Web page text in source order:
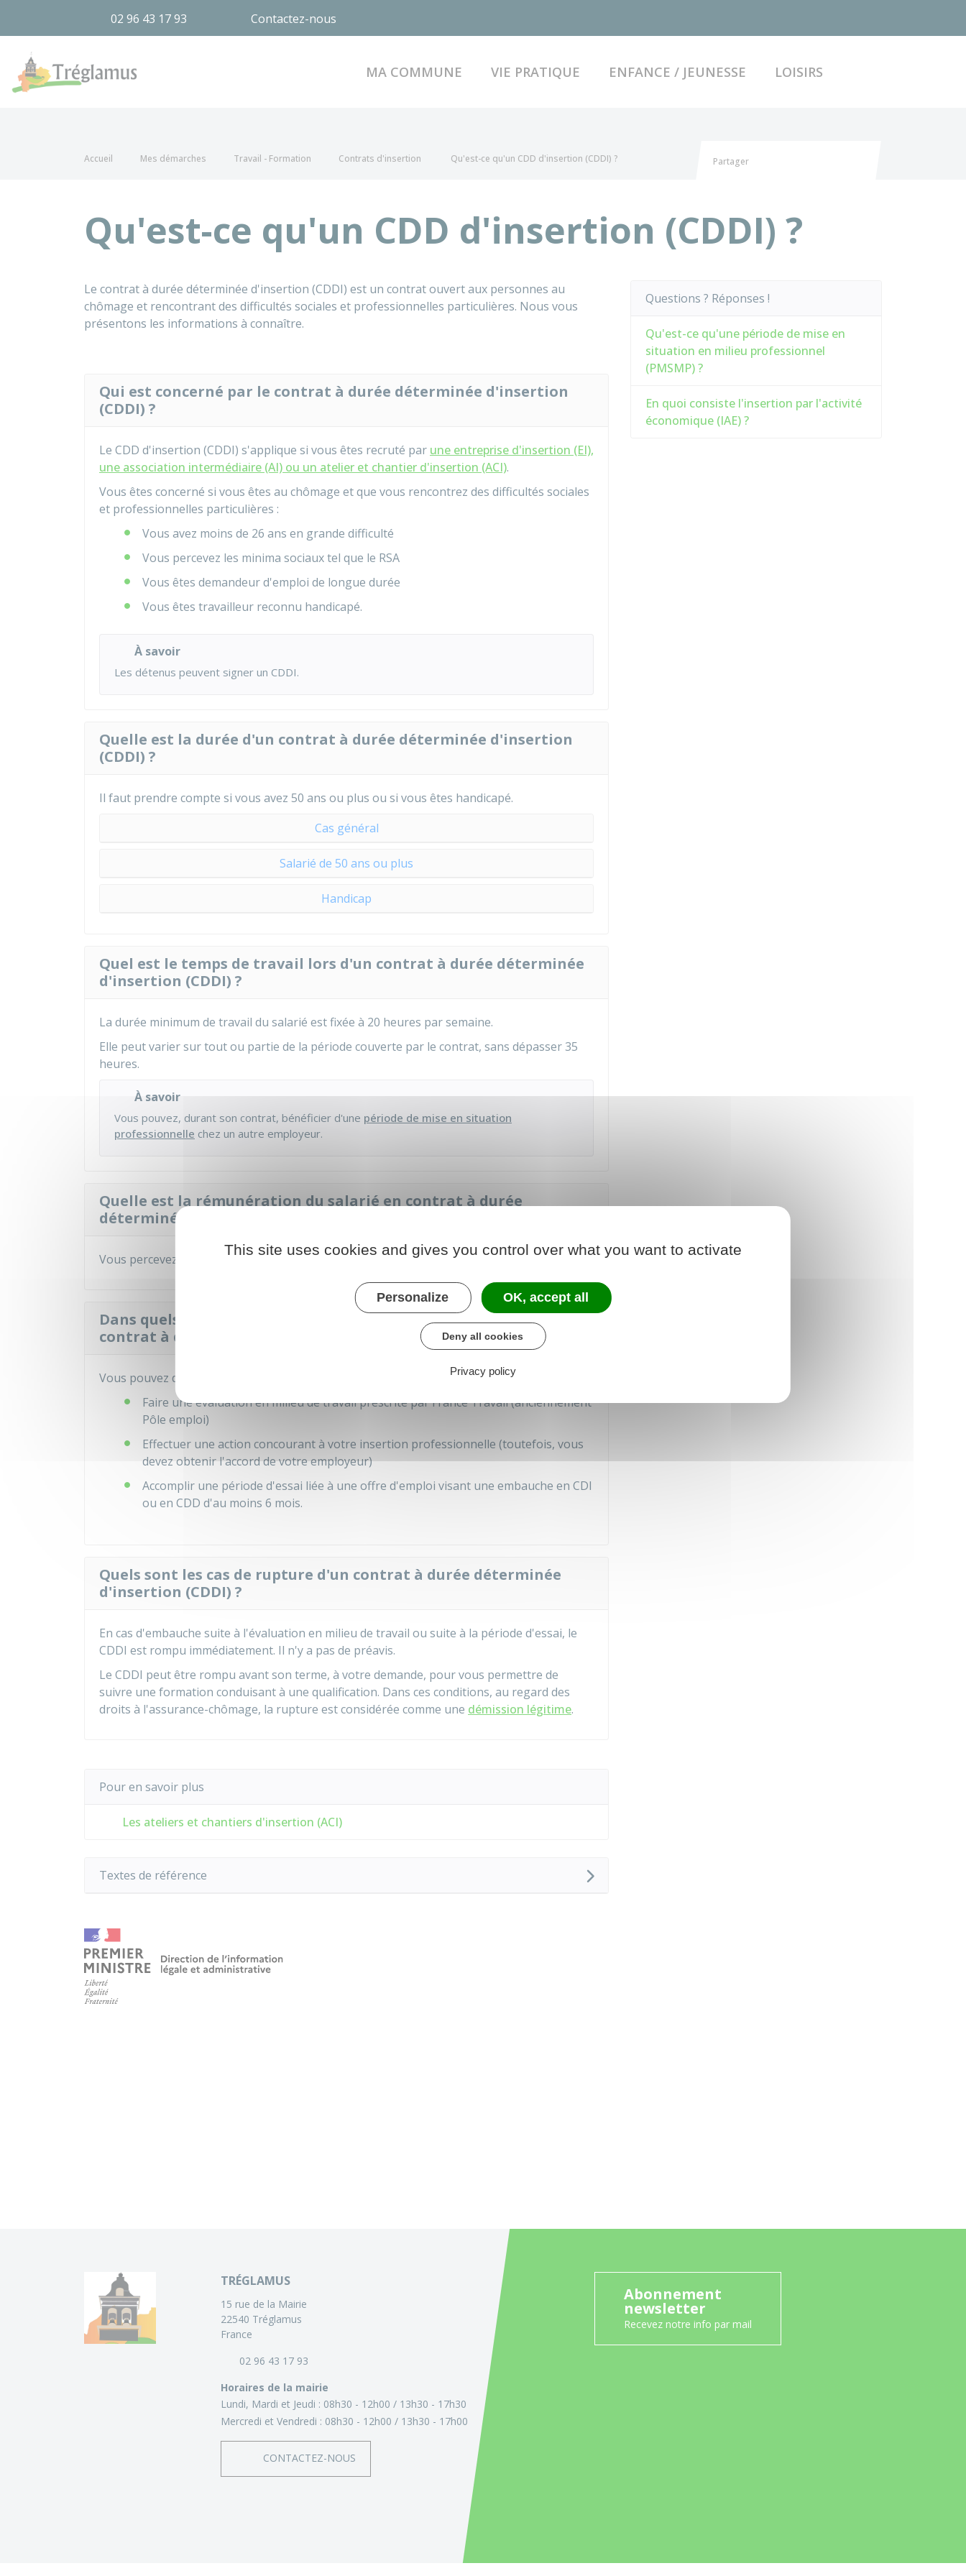
02 96 43 17 93 Contactez-nous
MA COMMUNE VIE PRATIQUE ENFANCE / JEUNESSE LOISIRS
Accueil Mes démarches Travail - Formation Contrats d'insertion Qu'est-ce qu'un CDD d'insertion (CDDI) ? Partager
Qu'est-ce qu'un CDD d'insertion (CDDI) ?
Le contrat à durée déterminée d'insertion (CDDI) est un contrat ouvert aux personnes au
chômage et rencontrant des difficultés sociales et professionnelles particulières. Nous vous
présentons les informations à connaître.
Qui est concerné par le contrat à durée déterminée d'insertion
(CDDI) ?
Le CDD d'insertion (CDDI) s'applique si vous êtes recruté par une entreprise d'insertion (EI),
une association intermédiaire (AI) ou un atelier et chantier d'insertion (ACI).
Vous êtes concerné si vous êtes au chômage et que vous rencontrez des difficultés sociales
et professionnelles particulières :
Vous avez moins de 26 ans en grande difficulté
Vous percevez les minima sociaux tel que le RSA
Vous êtes demandeur d'emploi de longue durée
Vous êtes travailleur reconnu handicapé.
À savoir
Les détenus peuvent signer un CDDI.
Quelle est la durée d'un contrat à durée déterminée d'insertion
(CDDI) ?
Il faut prendre compte si vous avez 50 ans ou plus ou si vous êtes handicapé.
Cas général
Salarié de 50 ans ou plus
Handicap
Quel est le temps de travail lors d'un contrat à durée déterminée
d'insertion (CDDI) ?
La durée minimum de travail du salarié est fixée à 20 heures par semaine.
Elle peut varier sur tout ou partie de la période couverte par le contrat, sans dépasser 35
heures.
À savoir
Vous pouvez, durant son contrat, bénéficier d'une période de mise en situation
professionnelle chez un autre employeur.
Quelle est la rémunération du salarié en contrat à durée
déterminée d'insertion (CDDI) ?
Vous percevez une rémunération au moins égale auSmic (1 801,80 €par mois).
Dans quels cas le salarié peut-il demander la suspension d'un
contrat à durée déterminée d'insertion (CDDI) ?
Vous pouvez demander la
du CDDI dans les cas suivants :
Faire une évaluation en milieu de travail prescrite par France Travail (anciennement
Pôle emploi)
Effectuer une action concourant à votre insertion professionnelle (toutefois, vous
devez obtenir l'accord de votre employeur)
Accomplir une période d'essai liée à une offre d'emploi visant une embauche en CDI
ou en CDD d'au moins 6 mois.
Quels sont les cas de rupture d'un contrat à durée déterminée
d'insertion (CDDI) ?
En cas d'embauche suite à l'évaluation en milieu de travail ou suite à la période d'essai, le
CDDI est rompu immédiatement. Il n'y a pas de préavis.
Le CDDI peut être rompu avant son terme, à votre demande, pour vous permettre de
suivre une formation conduisant à une qualification. Dans ces conditions, au regard des
droits à l'assurance-chômage, la rupture est considérée comme une démission légitime.
Pour en savoir plus
Les ateliers et chantiers d'insertion (ACI)
Textes de référence
Questions ? Réponses !
Qu'est-ce qu'une période de mise en
situation en milieu professionnel
(PMSMP) ?
En quoi consiste l'insertion par l'activité
économique (IAE) ?
TRÉGLAMUS
15 rue de la Mairie
22540 Tréglamus
France
02 96 43 17 93
Horaires de la mairie
Lundi, Mardi et Jeudi : 08h30 - 12h00
13h30 - 17h30
Mercredi et Vendredi : 08h30 - 12h00 13h30 - 17h00
CONTACTEZ-NOUS
Abonnement
newsletter
Recevez notre info par mail
This site uses cookies and gives you control over what you want to activate
Personalize OK, accept all
Deny all cookies
Privacy policy